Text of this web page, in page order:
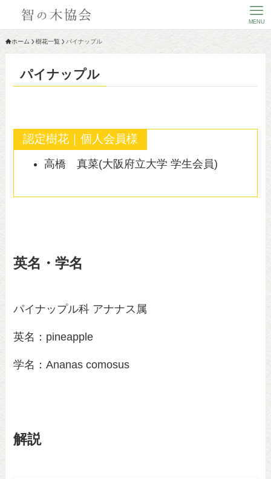
MENU
ホーム 樹花一覧 パイナップル
パイナップル
認定樹花｜個人会員様
高橋 真菜(大阪府立大学 学生会員)
英名・学名
パイナップル科 アナナス属
英名：pineapple
学名：Ananas comosus
解説